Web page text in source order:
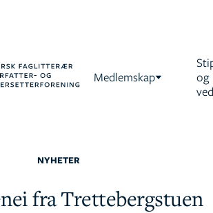
Medlemskap
og
NYHETER
fra Trettebergstuen